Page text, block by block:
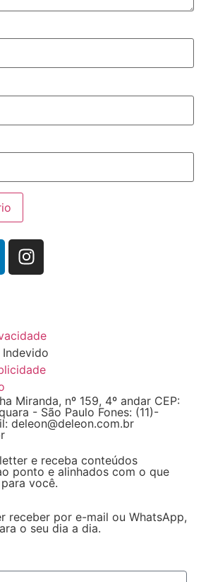
Miranda, nº 159, 4º andar CEP:
- São Paulo Fones: (11)-
deleon@deleon.com.br
e receba conteúdos
ponto e alinhados com o que
você.
receber por e-mail ou WhatsApp,
o seu dia a dia.